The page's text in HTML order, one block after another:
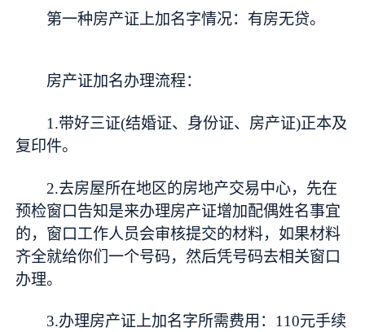
第一种房产证上加名字情况：有房无贷。
房产证加名办理流程：
1.带好三证(结婚证、身份证、房产证)正本及
复印件。
2.去房屋所在地区的房地产交易中心，先在
预检窗口告知是来办理房产证增加配偶姓名事宜
的，窗口工作人员会审核提交的材料，如果材料
齐全就给你们一个号码，然后凭号码去相关窗口
办理。
3.办理房产证上加名字所需费用：110元手续